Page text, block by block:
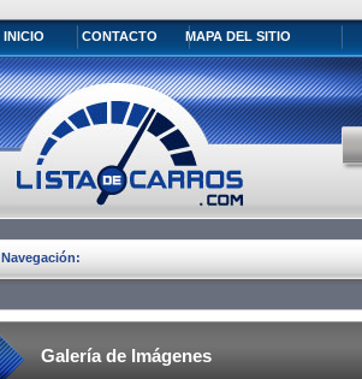
INICIO CONTACTO MAPA DEL SITIO
Navegación:
Galería de Imágenes